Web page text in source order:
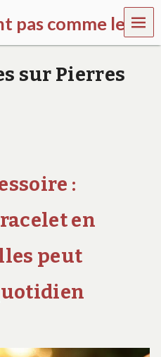
pas comme lesMEN
U
sur Pierres
:
en
peut